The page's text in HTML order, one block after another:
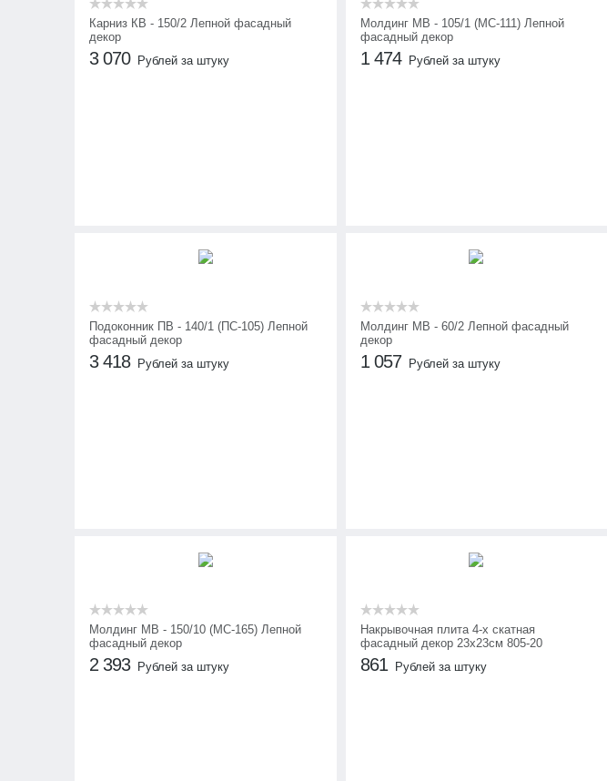
Карниз КВ - 150/2 Лепной фасадный
декор
3 070 Рублей за штуку
Молдинг МВ - 105/1 (МС-111) Лепной
фасадный декор
1 474 Рублей за штуку
Подоконник ПВ - 140/1 (ПС-105) Лепной
фасадный декор
3 418 Рублей за штуку
Молдинг МВ - 60/2 Лепной фасадный
декор
1 057 Рублей за штуку
Молдинг МВ - 150/10 (МС-165) Лепной
фасадный декор
2 393 Рублей за штуку
Накрывочная плита 4-х скатная
фасадный декор 23х23см 805-20
861 Рублей за штуку